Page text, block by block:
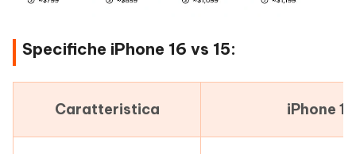
Specifiche iPhone 16 vs 15:
Caratteristica iPhone 16